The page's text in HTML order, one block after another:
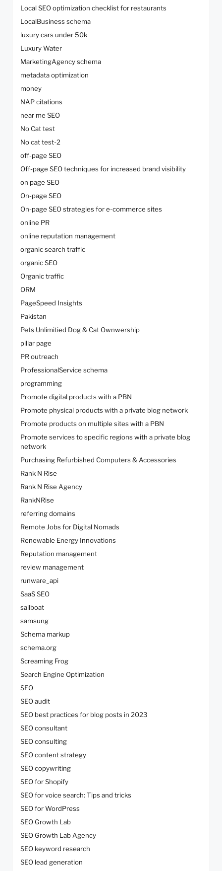
Local SEO optimization checklist for restaurants
LocalBusiness schema
luxury cars under 50k
Luxury Water
MarketingAgency schema
metadata optimization
money
NAP citations
near me SEO
No Cat test
No cat test-2
off-page SEO
Off-page SEO techniques for increased brand visibility
on page SEO
On-page SEO
On-page SEO strategies for e-commerce sites
online PR
online reputation management
organic search traffic
organic SEO
Organic traffic
ORM
PageSpeed Insights
Pakistan
Pets Unlimitied Dog & Cat Ownwership
pillar page
PR outreach
ProfessionalService schema
programming
Promote digital products with a PBN
Promote physical products with a private blog network
Promote products on multiple sites with a PBN
Promote services to specific regions with a private blog
network
Purchasing Refurbished Computers & Accessories
Rank N Rise
Rank N Rise Agency
RankNRise
referring domains
Remote Jobs for Digital Nomads
Renewable Energy Innovations
Reputation management
review management
runware_api
SaaS SEO
sailboat
samsung
Schema markup
schema.org
Screaming Frog
Search Engine Optimization
SEO
SEO audit
SEO best practices for blog posts in 2023
SEO consultant
SEO consulting
SEO content strategy
SEO copywriting
SEO for Shopify
SEO for voice search: Tips and tricks
SEO for WordPress
SEO Growth Lab
SEO Growth Lab Agency
SEO keyword research
SEO lead generation